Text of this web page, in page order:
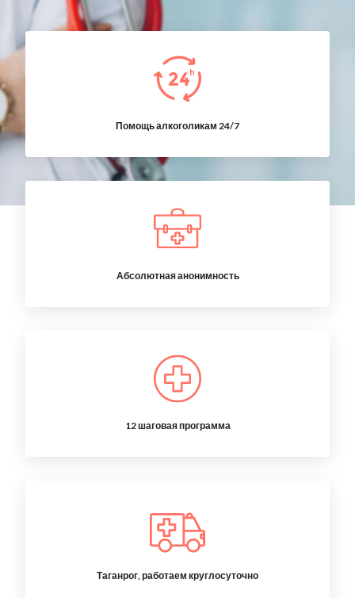
Помощь алкоголикам 24/7
Абсолютная анонимность
12 шаговая программа
Таганрог, работаем круглосуточно